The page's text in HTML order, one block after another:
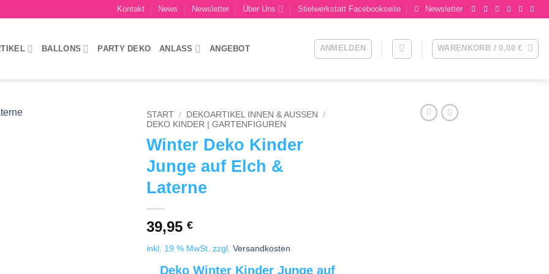
Kontakt News Newsletter Über Uns Stielwerkstatt Facebookseite Newsletter
BALLONS PARTY DEKO ANLASS ANGEBOT ANMELDEN WARENKORB /0,00€
START / DEKOARTIKEL INNEN & AUSSEN
/
DEKO KINDER | GARTENFIGUREN
Winter Deko Kinder
Junge auf Elch &
Laterne
39,95 €
inkl. 19 % MwSt. zzgl. Versandkosten
Deko Winter Kinder Junge auf